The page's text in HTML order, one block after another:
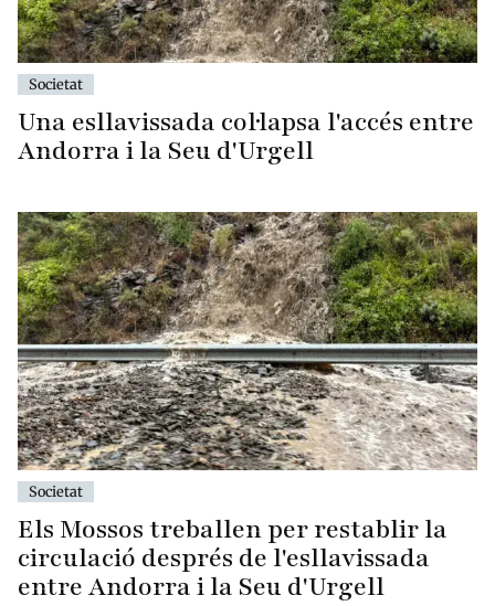
Societat
Una esllavissada col·lapsa l'accés entre
Andorra i la Seu d'Urgell
Societat
Els Mossos treballen per restablir la
circulació després de l'esllavissada
entre Andorra i la Seu d'Urgell